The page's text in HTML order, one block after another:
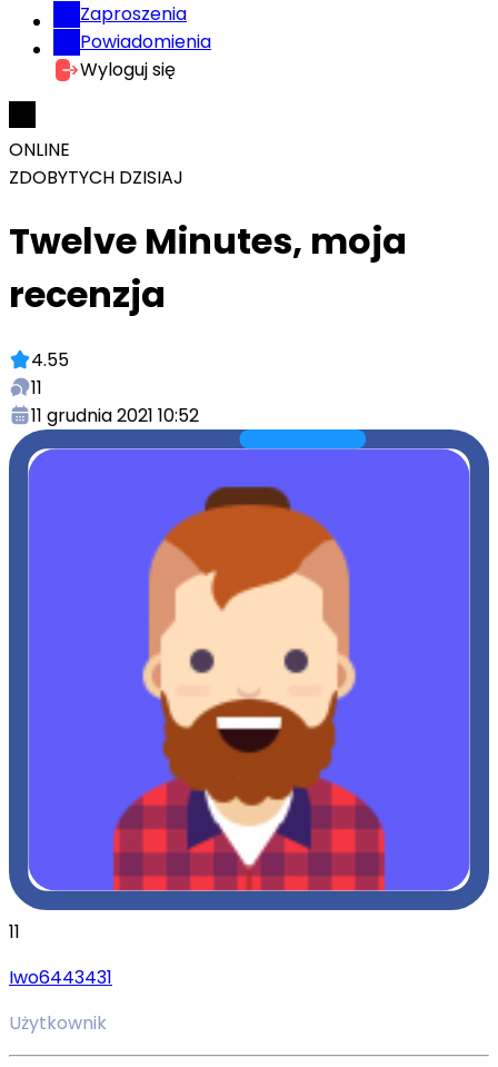
Zaproszenia
Powiadomienia
Wyloguj się
ONLINE
ZDOBYTYCH DZISIAJ
Twelve Minutes, moja
recenzja
4.55
11
11 grudnia 2021 10:52
11
Iwo6443431
Użytkownik